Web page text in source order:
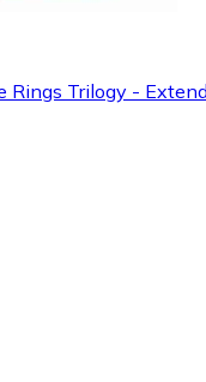
Rings Trilogy -